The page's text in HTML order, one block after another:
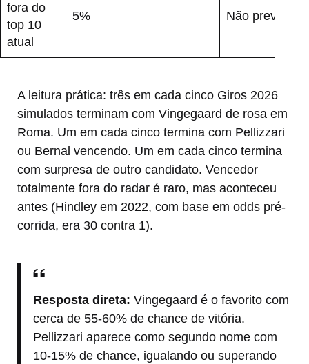
fora do
top 10
atual
5% Não previsível
A leitura prática: três em cada cinco Giros 2026
simulados terminam com Vingegaard de rosa em
Roma. Um em cada cinco termina com Pellizzari
ou Bernal vencendo. Um em cada cinco termina
com surpresa de outro candidato. Vencedor
totalmente fora do radar é raro, mas aconteceu
antes (Hindley em 2022, com base em odds pré-
corrida, era 30 contra 1).
Resposta direta: Vingegaard é o favorito com
cerca de 55-60% de chance de vitória.
Pellizzari aparece como segundo nome com
10-15% de chance, igualando ou superando